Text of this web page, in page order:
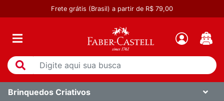
Frete grátis (Brasil) a partir de R$ 79,00
Brinquedos Criativos